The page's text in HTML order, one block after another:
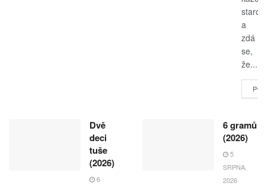
a
zdá
se,
že...
Dvě
deci
tuše
(2026)
6
6 gramů
(2026)
5
SRPNA,
2026